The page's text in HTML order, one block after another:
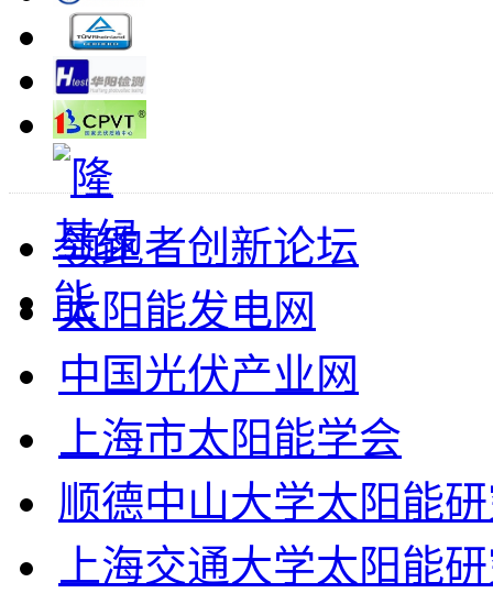
领跑者创新论坛
太阳能发电网
中国光伏产业网
上海市太阳能学会
顺德中山大学太阳能
上海交通大学太阳能